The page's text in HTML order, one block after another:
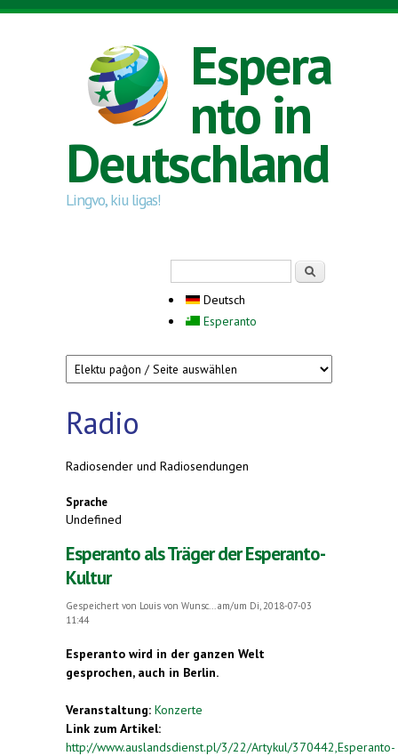
Direkt zum Inhalt
Espera
nto in
Deutschland
Lingvo, kiu ligas!
Deutsch
Esperanto
Radio
Radiosender und Radiosendungen
Sprache
Undefined
Esperanto als Träger der Esperanto-
Kultur
Gespeichert von Louis von Wunsc...
am/um Di, 2018-07-03
11:44
Esperanto wird in der ganzen Welt
gesprochen, auch in Berlin.
Veranstaltung: Konzerte
Link zum Artikel:
http://www.auslandsdienst.pl/3/22/Artykul/370442,Esperanto-